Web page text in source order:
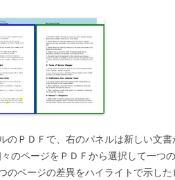
ＰＤＦで、右のパネルは新しい文書
のページをＰＤＦから選択して一つ
のページの差異をハイライトで示した